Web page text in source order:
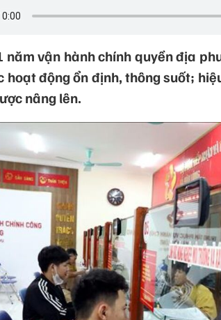
năm vận hành chính quyền địa
hoạt động ổn định, thông suốt;
nâng lên.